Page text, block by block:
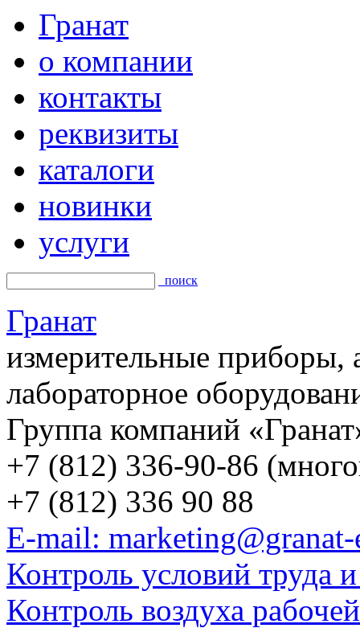
Гранат
о компании
контакты
реквизиты
каталоги
новинки
услуги
поиск
Гранат
измерительные приборы,
лабораторное
Группа компаний
+7 (812) 336-90-86
+7 (812) 336 90 88
E-mail:
Контроль условий труда
Контроль воздуха